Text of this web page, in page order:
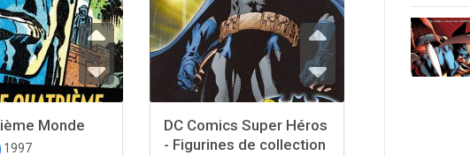
Monde
1997
DC Comics Super Héros
- Figurines de collection